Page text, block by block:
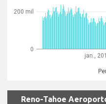
jan.,
0
200 mil
Reno-Tahoe